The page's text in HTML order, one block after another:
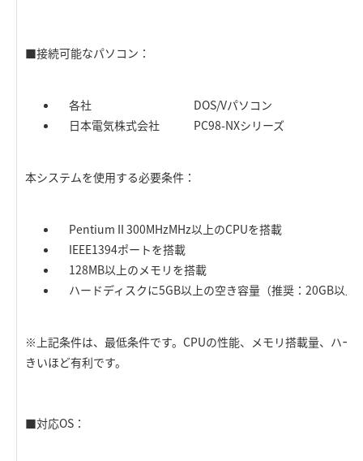
■接続可能なパソコン：
各社 DOS/Vパソコン
日本電気株式会社 PC98-NXシリーズ
本システムを使用する必要条件：
Pentium II 300MHzMHz以上のCPUを搭載
IEEE1394ポートを搭載
128MB以上のメモリを搭載
ハードディスクに5GB以上の空き容量（推奨：20GB以上
※上記条件は、最低条件です。CPUの性能、メモリ搭載量、ハー
きいほど有利です。
■対応OS：